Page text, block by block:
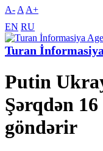
A- A A+
EN RU
Turan
Putin
Şərqdən
göndərir